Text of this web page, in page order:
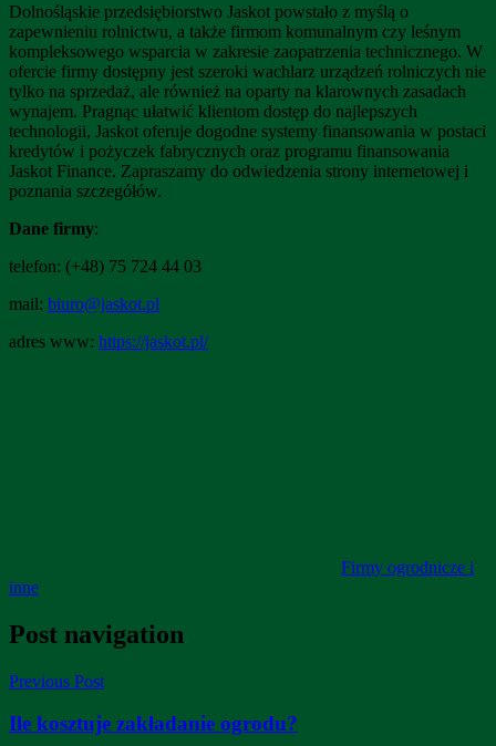
Dolnośląskie przedsiębiorstwo Jaskot powstało z myślą o
zapewnieniu rolnictwu, a także firmom komunalnym czy leśnym
kompleksowego wsparcia w zakresie zaopatrzenia technicznego. W
ofercie firmy dostępny jest szeroki wachlarz urządzeń rolniczych nie
tylko na sprzedaż, ale również na oparty na klarownych zasadach
wynajem. Pragnąc ułatwić klientom dostęp do najlepszych
technologii, Jaskot oferuje dogodne systemy finansowania w postaci
kredytów i pożyczek fabrycznych oraz programu finansowania
Jaskot Finance. Zapraszamy do odwiedzenia strony internetowej i
poznania szczegółów.
Dane firmy:
telefon: (+48) 75 724 44 03
mail: biuro@jaskot.pl
adres www: https://jaskot.pl/
Firmy ogrodnicze i
inne
Post navigation
Previous Post
Ile kosztuje zakładanie ogrodu?